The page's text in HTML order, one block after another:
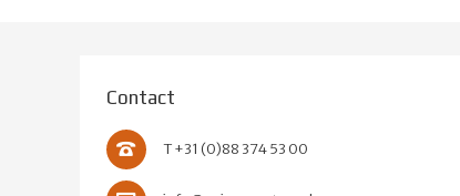
Contact
T +31 (0)88 374 53 00